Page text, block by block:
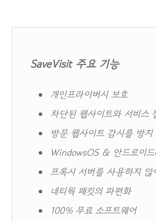
SaveVisit 주요 기능
개인프라이버시 보호
차단된 웹사이트와 서비스
방문 웹사이트 감시를 방지
WindowsOS & 안드로이
프록시 서버를 사용하지
네티웍 패킷의 파편화
100% 무료 소프트웨어